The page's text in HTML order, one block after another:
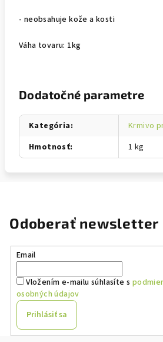
- neobsahuje kože a kosti
Váha tovaru: 1kg
Dodatočné parametre
Kategória:
Krmivo
Hmotnosť: 1 kg
Odoberať newsletter
Email
Vložením e-mailu súhlasíte s
osobných údajov
Prihlásiť sa